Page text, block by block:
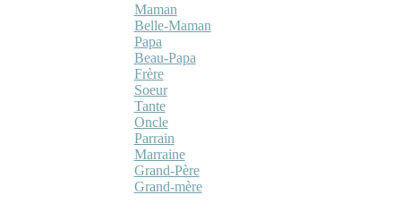
Maman
Belle-Maman
Papa
Beau-Papa
Frère
Soeur
Tante
Oncle
Parrain
Marraine
Grand-Père
Grand-mère